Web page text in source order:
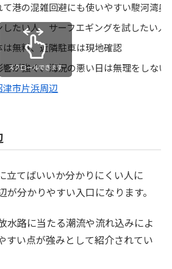
て港の混雑回避にも使いやすい駿河湾奥
たい人、サーフエギングを試したい人
は無料、近隣駐車は現地確認
が強く、海況の悪い日は無理をしない
津市片浜周辺
スクロールできます
立てばいいか分かりにくい人に
が分かりやすい入口になります。
水路に当たる潮流や流れ込みによ
すい点が強みとして紹介されてい